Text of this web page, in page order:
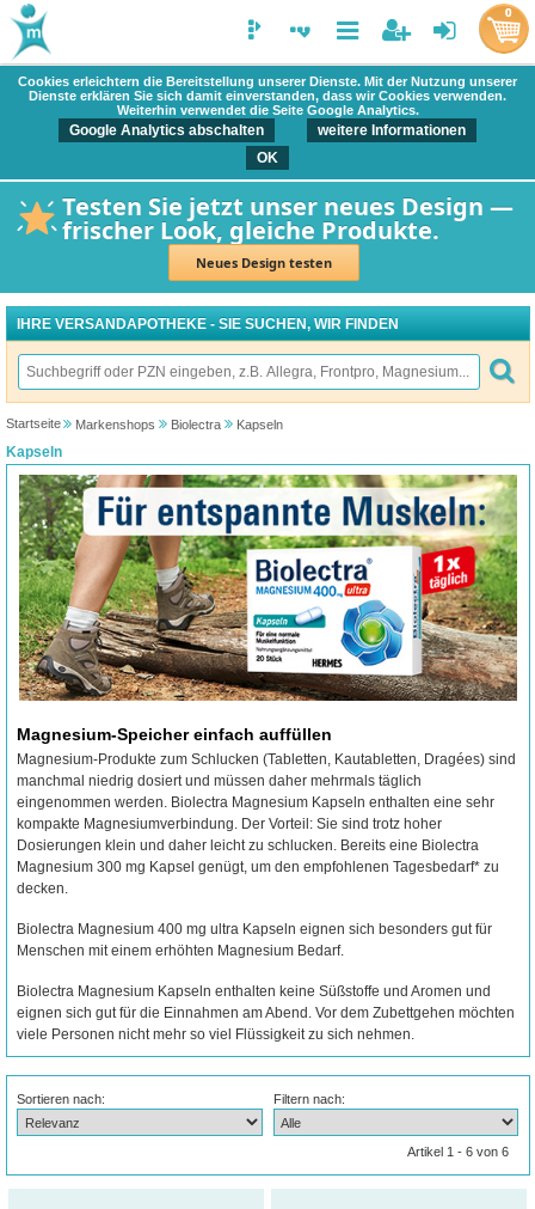
Cookies erleichtern die Bereitstellung unserer Dienste. Mit der Nutzung unserer
Dienste erklären Sie sich damit einverstanden, dass wir Cookies verwenden.
Weiterhin verwendet die Seite Google Analytics.
Google Analytics abschalten
weitere Informationen
OK
Testen Sie jetzt unser neues Design —
frischer Look, gleiche Produkte.
Neues Design testen
0
IHRE VERSANDAPOTHEKE - SIE SUCHEN, WIR FINDEN
Startseite Markenshops Biolectra Kapseln
Kapseln
Magnesium-Speicher einfach auffüllen
Magnesium-Produkte zum Schlucken (Tabletten, Kautabletten, Dragées) sind
manchmal niedrig dosiert und müssen daher mehrmals täglich
eingenommen werden. Biolectra Magnesium Kapseln enthalten eine sehr
kompakte Magnesiumverbindung. Der Vorteil: Sie sind trotz hoher
Dosierungen klein und daher leicht zu schlucken. Bereits eine Biolectra
Magnesium 300 mg Kapsel genügt, um den empfohlenen Tagesbedarf* zu
decken.
Biolectra Magnesium 400 mg ultra Kapseln eignen sich besonders gut für
Menschen mit einem erhöhten Magnesium Bedarf.
Biolectra Magnesium Kapseln enthalten keine Süßstoffe und Aromen und
eignen sich gut für die Einnahmen am Abend. Vor dem Zubettgehen möchten
viele Personen nicht mehr so viel Flüssigkeit zu sich nehmen.
Sortieren nach: Filtern nach:
Artikel 1 - 6 von 6